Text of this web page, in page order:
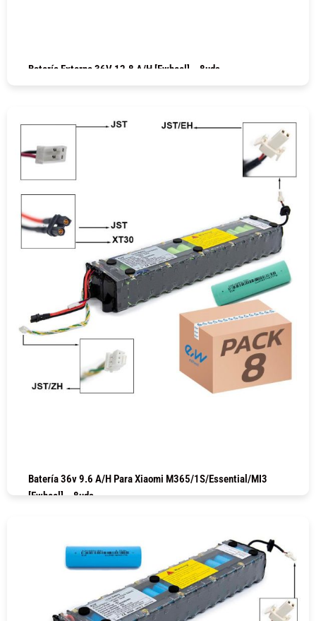
Batería Externa 36V 12.8 A/h [Ewheel] – 8uds
Batería 36v 9.6 A/h Para Xiaomi M365/1S/Essential/MI3
[Ewheel] – 8uds